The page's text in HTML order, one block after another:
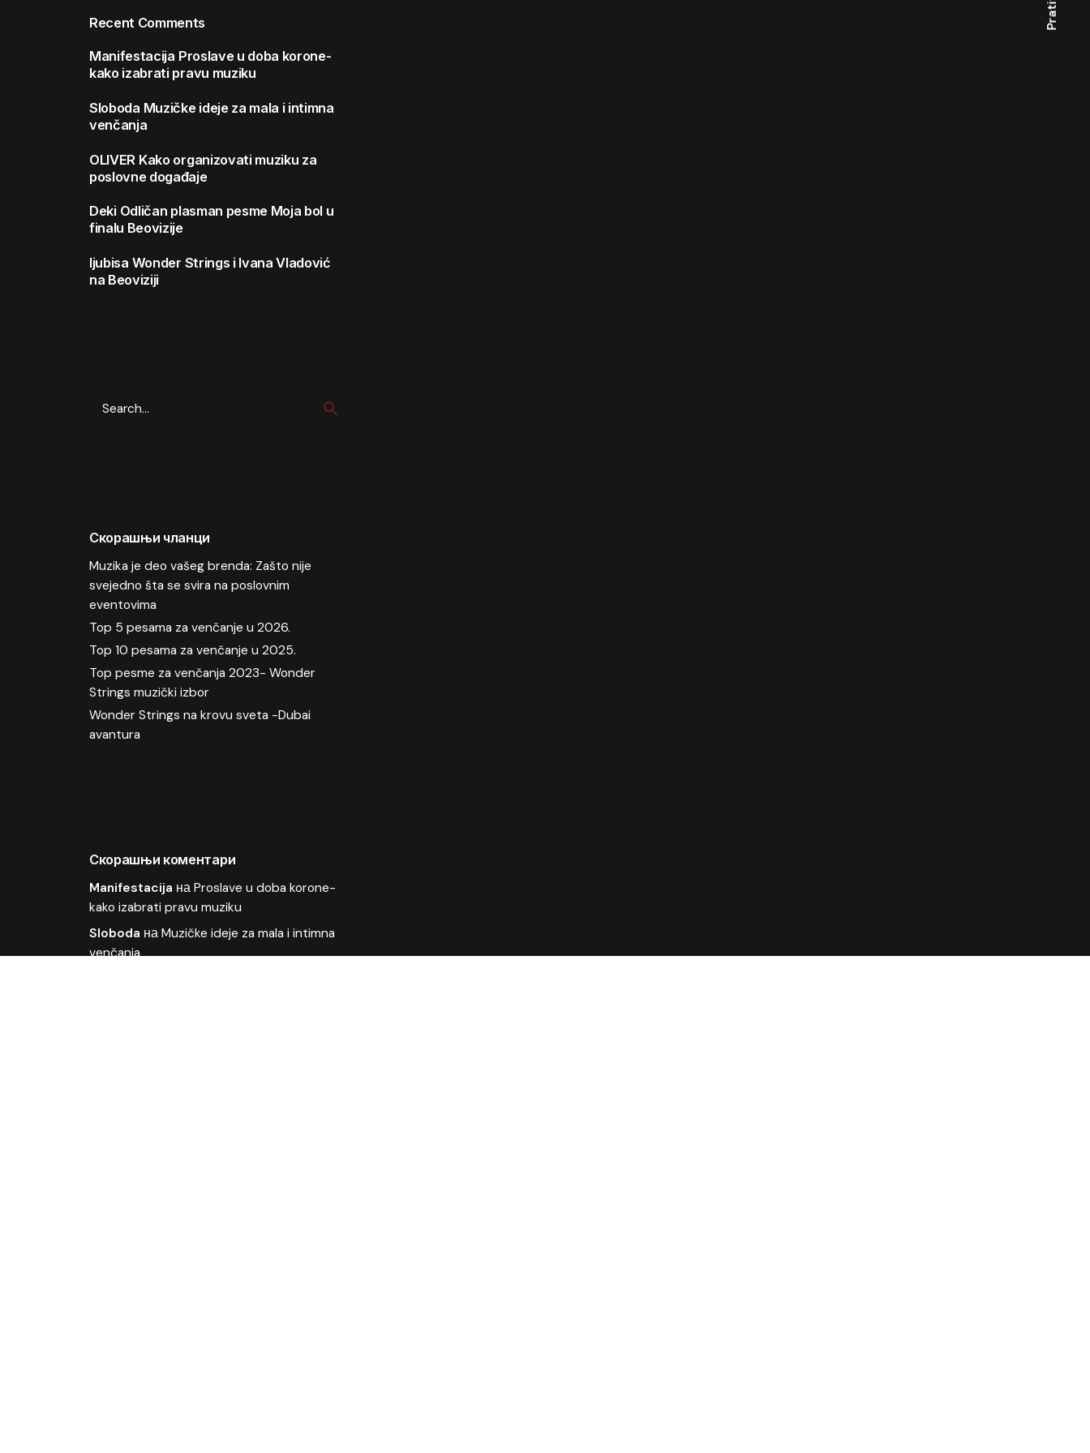
Recent Comments
Manifestacija Proslave u doba korone-
kako izabrati pravu muziku
Sloboda Muzičke ideje za mala i intimna
venčanja
OLIVER Kako organizovati muziku za
poslovne događaje
Deki Odličan plasman pesme Moja bol u
finalu Beovizije
ljubisa Wonder Strings i Ivana Vladović
na Beoviziji
for
Скорашњи чланци
Muzika je deo vašeg brenda: Zašto nije
svejedno šta se svira na poslovnim
eventovima
Top 5 pesama za venčanje u 2026.
Top 10 pesama za venčanje u 2025.
Top pesme za venčanja 2023- Wonder
Strings muzički izbor
Wonder Strings na krovu sveta -Dubai
avantura
Скорашњи коментари
Manifestacija наProslave u doba korone-
kako izabrati pravu muziku
Sloboda наMuzičke ideje za mala i intimna
venčanja